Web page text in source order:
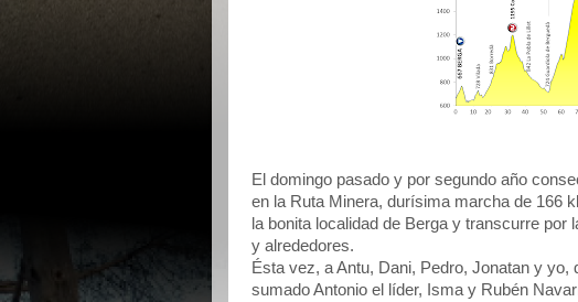
El domingo pasado y por segundo año
en la Ruta Minera, durísima marcha de 166
la bonita localidad de Berga y transcurre
y alrededores.
Ésta vez, a Antu, Dani, Pedro, Jonatan y
sumado Antonio el líder, Isma y Rubén